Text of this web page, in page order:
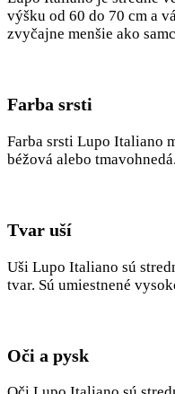
výšku od 60 do 70 cm a
zvyčajne menšie ako
Farba srsti
Farba srsti Lupo Italiano
béžová alebo
Tvar uší
Uši Lupo Italiano sú
tvar. Sú umiestnené
Oči a pysk